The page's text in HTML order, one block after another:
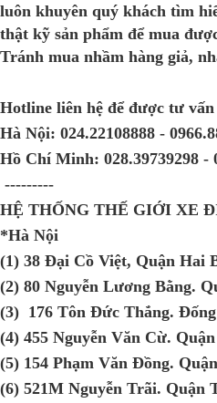
luôn khuyên quý khách tìm
thật kỹ sản phẩm để mua
Tránh mua nhầm hàng giả,
Hotline liên hệ để được tư vấn
Hà Nội: 024.22108888 -
Hồ Chí Minh: 028.39739298 -
---------
HỆ THỐNG THẾ GIỚI XE
*Hà Nội
(1) 38 Đại Cồ Việt, Quận Hai
(2) 80 Nguyễn Lương Bằng.
(3) 176 Tôn Đức Thắng.
(4) 455 Nguyễn Văn Cừ.
(5) 154 Phạm Văn Đồng.
(6) 521M Nguyễn Trãi. Quận